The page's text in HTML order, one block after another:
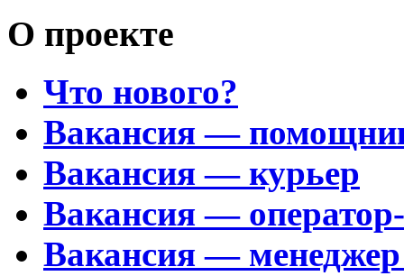
О проекте
Что нового?
Вакансия —
Вакансия — курьер
Вакансия —
Вакансия —